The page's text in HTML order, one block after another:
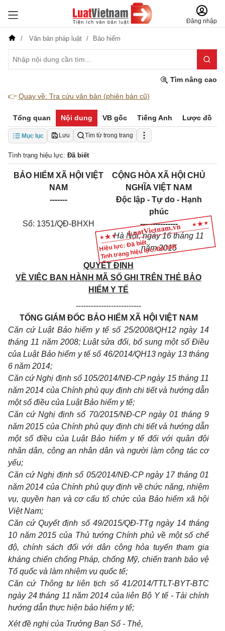
Đăng nhập
Văn bản pháp luật Bảo hiểm
Tìm nâng cao
👉 Quay về: Tra cứu văn bản (phiên bản cũ)
Tổng quan Nội dung VB gốc Tiếng Anh Lược đồ
Mục lục Lưu Tìm từ trong trang
Tình trạng hiệu lực: Đã biết
Hiệu lực: Đã biết
Tình trạng hiệu lực: Đã biết
BẢO HIỂM XÃ HỘI VIỆT
NAM
-------
Số: 1351/QĐ-BHXH
CỘNG HÒA XÃ HỘI CHỦ
NGHĨA VIỆT NAM
Độc lập - Tự do - Hạnh
phúc
---------------
Hà Nội, ngày16tháng 11
năm 2015
QUYẾT ĐỊNH
VỀ VIỆC BAN HÀNH MÃ SỐ GHI TRÊN THẺ BẢO
HIỂM Y TẾ
--------------------------
TỔNG GIÁM ĐỐC BẢO HIỂM XÃ HỘI VIỆT NAM
Căn cứ Luật Bảo hiểm y tế số 25/2008/QH12 ngày 14
tháng 11 năm 2008; Luật sửa đổi, bổ sung một số Điều
của Luật Bảo hiểm y tế số 46/2014/QH13 ngày 13 tháng
6 năm 2014;
Căn cứ Nghị định số 105/2014/NĐ-CP ngày 15 tháng 11
năm 2014 của Chính phủ quy định chi tiết và hướng dẫn
một số điều của Luật Bảo hiểm y tế;
Căn cứ Nghị định số 70/2015/NĐ-CP ngày 01 tháng 9
năm 2015 của Chính phủ quy định chi tiết và hướng dẫn
một số điều của Luật Bảo hiểm y tế đối với quân đội
nhân dân, công an nhân dân và người làm công tác cơ
yếu;
Căn cứ Nghị định số 05/2014/NĐ-CP ngày 17 tháng 01
năm 2014 của Chính phủ quy định vềchức năng, nhiệm
vụ, quyền hạn và cơ cấu tổ chức của Bảo hiểm xã hội
Việt Nam;
Căn cứ Quyết định số 49/2015/QĐ-TTg ngày 14 tháng
10 năm 2015 của Thủ tướng Chính phủ về một số chế
độ, chính sách đối với dân công hỏa tuyến tham gia
kháng chiến chống Pháp, chống Mỹ, chiến tranh bảo vệ
Tổ quốc và làm nhiệm vụ quốc tế;
Căn cứ Thông tư liên tịch số 41/2014/TTLT-BYT-BTC
ngày 24 tháng 11 năm 2014 của liên Bộ Y tế - Tài chính
hướng dẫn thực hiện bảo hiểm y tế;
Xét đề nghị của Trưởng Ban Sổ - Thẻ,